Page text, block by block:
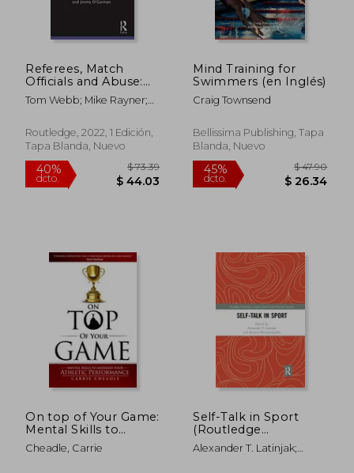
40%
dcto.
Referees, Match
Officials and Abuse:
Research and
Implications for
Focus on Sport,
Culture and Society)
Tom Webb; Mike Rayner;
O&Rsquo;Gorman
Routledge, 2022, 1 Edición,
Tapa Blanda, Nuevo
Mind Training for
Swimmers (en Inglés)
Craig Townsend
Bellissima Publishing, Tapa
Blanda, Nuevo
On top of Your Game:
Mental Skills to
Maximize Your
Athletic Performance
Cheadle, Carrie
Self-Talk in Sport
(Routledge
Psychology of Sport,
Exercise and Physical
Alexander T. Latinjak;